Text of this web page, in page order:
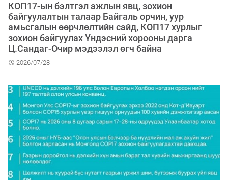
КOП17-ын бэлтгэл ажлын явц, зохион
байгуулалтын талаар Байгаль орчин, уур
амьсгалын өөрчлөлтийн сайд, КOП17 хурлыг
зохион байгуулах Үндэсний хорооны дарга
Ц.Сандаг-Очир мэдээлэл өгч байна
2026/07/28